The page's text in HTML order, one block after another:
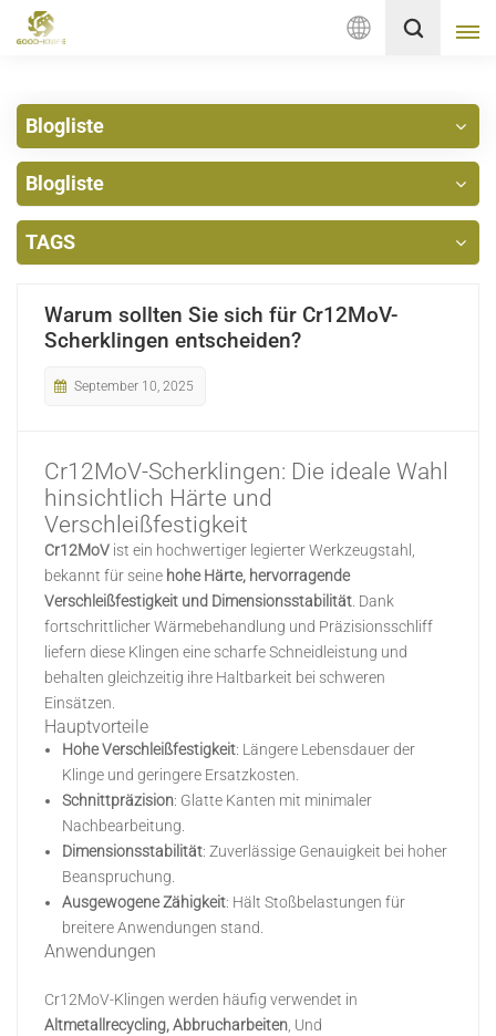
Deutsch
italiano
العربية
Indonesia
Blogliste
Blogliste
TAGS
Warum sollten Sie sich für Cr12MoV-
Scherklingen entscheiden?
September 10, 2025
Cr12MoV-Scherklingen: Die ideale Wahl
hinsichtlich Härte und
Verschleißfestigkeit
Cr12MoV ist ein hochwertiger legierter Werkzeugstahl,
bekannt für seine hohe Härte, hervorragende
Verschleißfestigkeit und Dimensionsstabilität . Dank
fortschrittlicher Wärmebehandlung und Präzisionsschliff
liefern diese Klingen eine scharfe Schneidleistung und
behalten gleichzeitig ihre Haltbarkeit bei schweren
Einsätzen.
Hauptvorteile
Hohe Verschleißfestigkeit: Längere Lebensdauer der
Klinge und geringere Ersatzkosten.
Schnittpräzision: Glatte Kanten mit minimaler
Nachbearbeitung.
Dimensionsstabilität: Zuverlässige Genauigkeit bei hoher
Beanspruchung.
Ausgewogene Zähigkeit: Hält Stoßbelastungen für
breitere Anwendungen stand.
Anwendungen
Cr12MoV-Klingen werden häufig verwendet in
Altmetallrecycling, Abbrucharbeiten , Und